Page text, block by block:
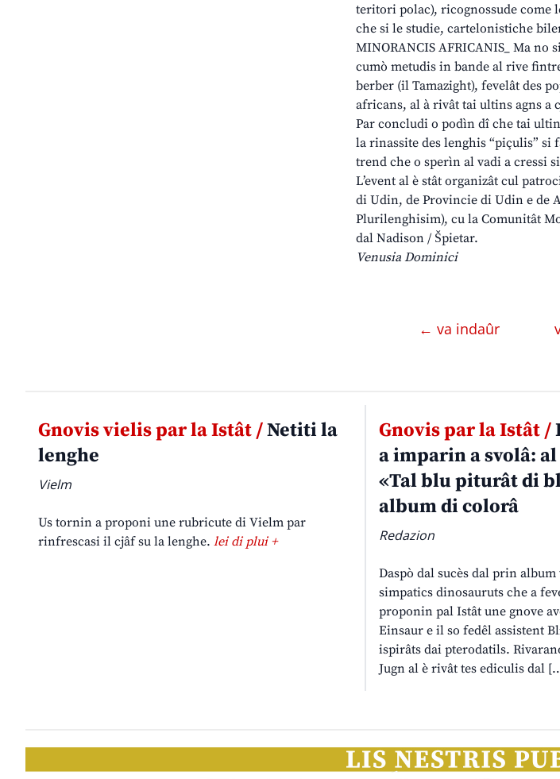
teritori polac), ricognossude come
che si le studie, cartelonistiche
MINORANCIS AFRICANIS_ Ma no
cumò metudis in bande al rive
berber (il Tamazight), fevelât des
africans, al à rivât tai ultins agns a
Par concludi o podìn dî che tai
la rinassite des lenghis “piçulis”
trend che o sperìn al vadi a cressi
L’event al è stât organizât cul
di Udin, de Provincie di Udin e de
Plurilenghisim), cu la Comunitât
dal Nadison / Špietar.
Venusia Dominici
← va indaûr
Gnovis vielis par la Istât /Netiti la
lenghe
Vielm
Us tornin a proponi une rubricute di Vielm par
rinfrescasi il cjâf su la lenghe. lei di plui +
Gnovis par la Istât /
a imparin a svolâ:
«Tal blu piturât di
album di colorâ
Redazion
Daspò dal sucès dal prin
simpatics dinosauruts che a
proponin pal Istât une gnove
Einsaur e il so fedêl assistent
ispirâts dai pterodatils.
Jugn al è rivât tes ediculis dal